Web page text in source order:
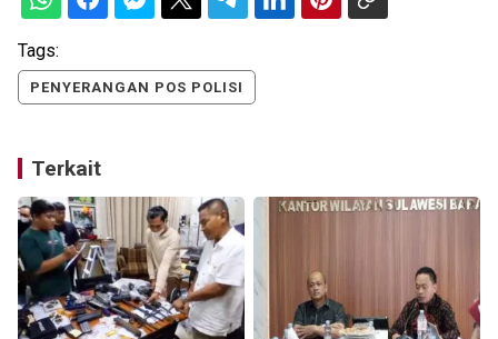
Tags:
PENYERANGAN POS POLISI
Terkait